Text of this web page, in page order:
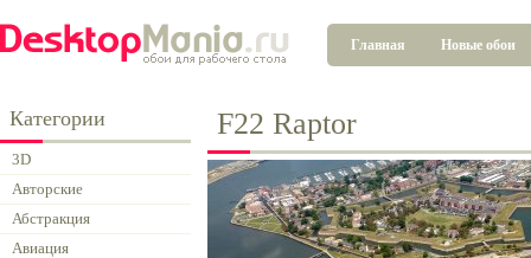
Главная Новые обои
Категории
3D
Авторские
Абстракция
Авиация
F22 Raptor